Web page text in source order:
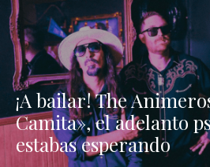
¡A bailar! The
Camita», el adelanto
estabas esperando